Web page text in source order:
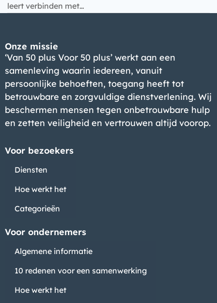
leert verbinden met…
Onze missie
‘Van 50 plus Voor 50 plus’ werkt aan een
samenleving waarin iedereen, vanuit
persoonlijke behoeften, toegang heeft tot
betrouwbare en zorgvuldige dienstverlening. Wij
beschermen mensen tegen onbetrouwbare hulp
en zetten veiligheid en vertrouwen altijd voorop.
Voor bezoekers
Diensten
Hoe werkt het
Categorieën
Voor ondernemers
Algemene informatie
10 redenen voor een samenwerking
Hoe werkt het